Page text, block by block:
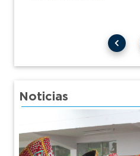
Noticias